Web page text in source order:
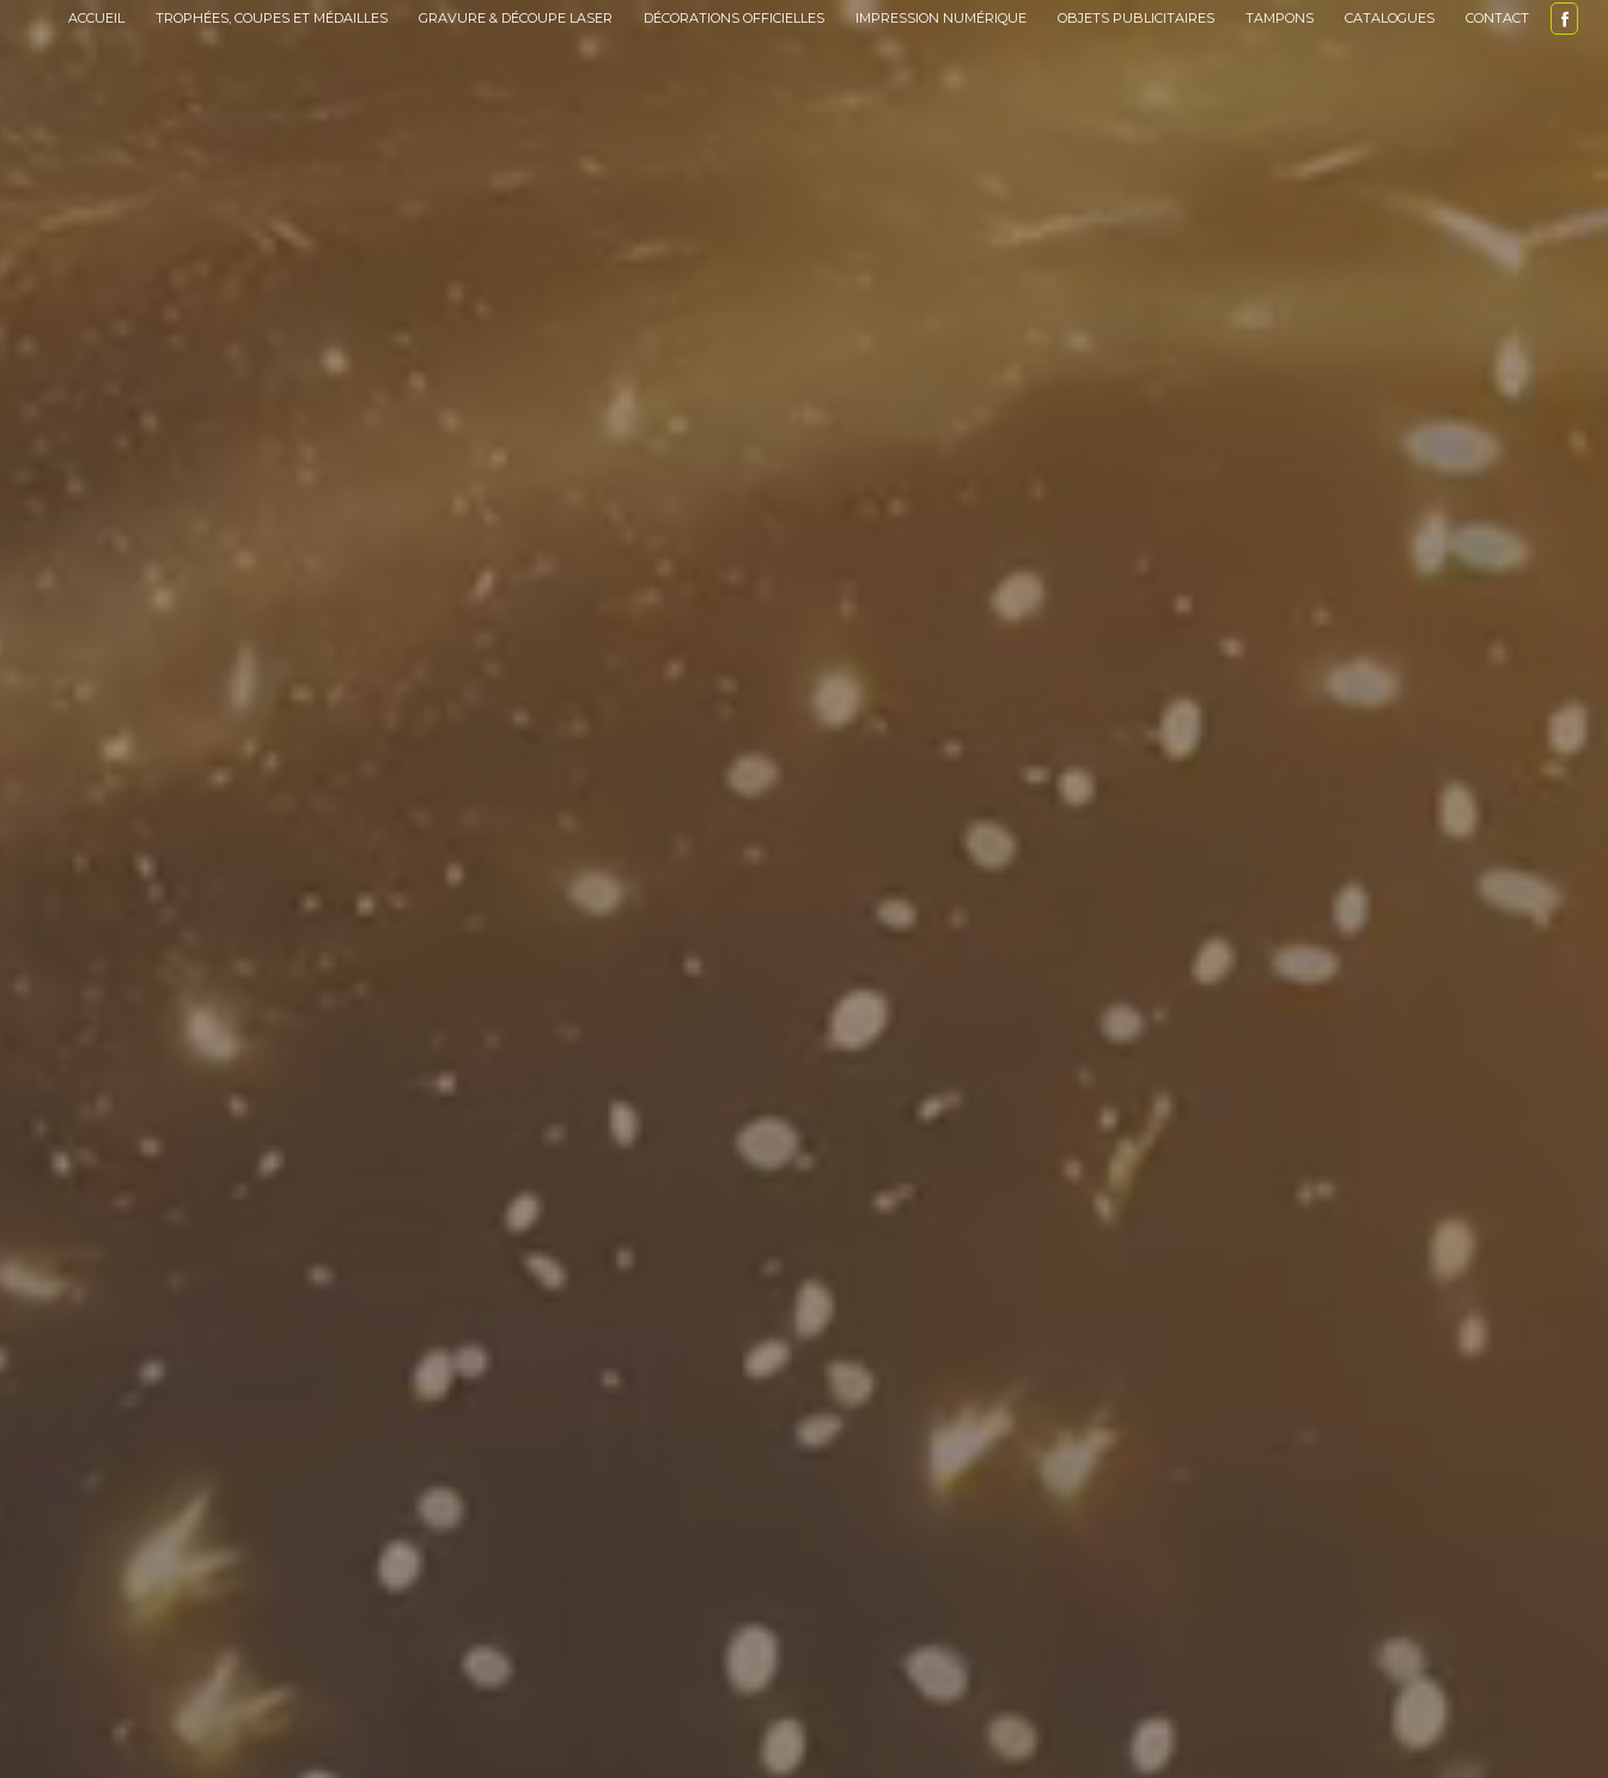
ACCUEIL TROPHÉES, COUPES ET MÉDAILLES GRAVURE & DÉCOUPE LASER DÉCORATIONS OFFICIELLES IMPRESSION NUMÉRIQUE OBJETS PUBLICITAIRES TAMPONS CATALOGUES CONTACT
Panneau de gestion des cookies